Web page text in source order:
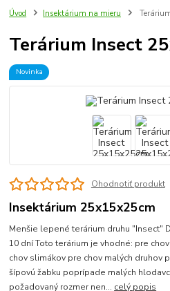
Úvod Insektárium na mieru
Terárium Insect
Novinka
Ohodnotiť produkt
Insektárium 25x15x25cm
Menšie lepené terárium druhu "Insect"
10 dní Toto terárium je vhodné: pre
chov slimákov pre chov malých druhov
šípovú žabku poprípade malých
požadovaný rozmer nen... celý popis